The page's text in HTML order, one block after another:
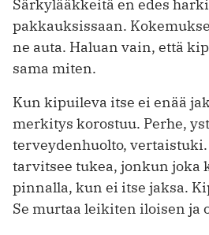
Särkylääkkeitä en edes
pakkauksissaan.
ne auta. Haluan vain, että
sama miten.
Kun kipuileva itse ei enää
merkitys korostuu. Perhe,
terveydenhuolto, vertaistuki.
tarvitsee tukea, jonkun joka
pinnalla, kun ei itse jaksa.
Se murtaa leikiten iloisen ja